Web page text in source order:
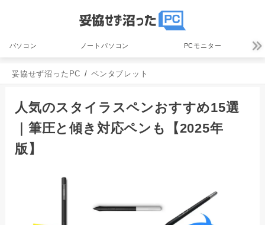
パソコン ノートパソコン PCモニター
妥協せず沼ったPC ペンタブレット
人気のスタイラスペンおすすめ15選
｜筆圧と傾き対応ペンも【2025年
版】